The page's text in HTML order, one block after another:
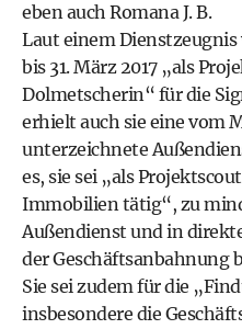
eben auch Romana J. B.
Laut einem Dienstzeugnis
bis 31. März 2017 „als
Dolmetscherin“ für die
erhielt auch sie eine vom
unterzeichnete
es, sie sei „als
Immobilien tätig“, zu
Außendienst und in
der Geschäftsanbahnung
Sie sei zudem für die
insbesondere die